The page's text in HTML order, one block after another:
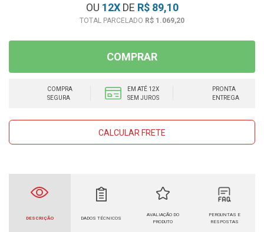
OU 12XDE R$ 89,10
R$ 1.069,20
COMPRAR
COMPRA
SEGURA
EM ATÉ 12X
SEM JUROS
PRONTA
ENTREGA
CALCULAR FRETE
DESCRIÇÃO DADOS TÉCNICOS
AVALIAÇÃO DO
PRODUTO
PERGUNTAS E
RESPOSTAS